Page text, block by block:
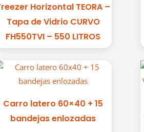
Horizontal TEORA –
Tapa de Vidrio CURVO
FH550TVI – 550 LITROS
Carro latero 60×40 + 15
bandejas enlozadas